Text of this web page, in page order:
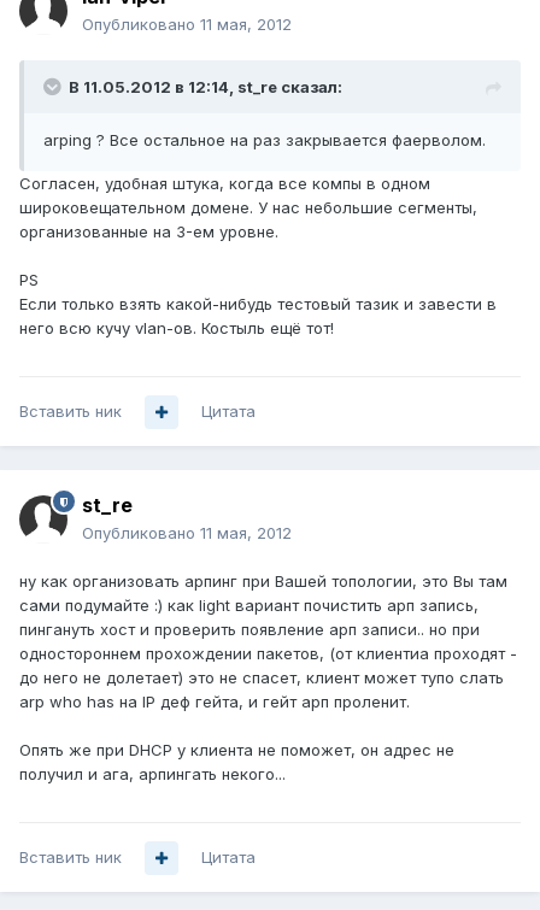
Опубликовано 11 мая, 2012
В 11.05.2012 в 12:14, st_re сказал:
arping ? Все остальное на раз закрывается фаерволом.
Согласен, удобная штука, когда все компы в одном
широковещательном домене. У нас небольшие сегменты,
организованные на 3-ем уровне.
PS
Если только взять какой-нибудь тестовый тазик и завести в
него всю кучу vlan-ов. Костыль ещё тот!
Вставить ник Цитата
st_re
Опубликовано 11 мая, 2012
ну как организовать арпинг при Вашей топологии, это Вы там
сами подумайте :) как light вариант почистить арп запись,
пингануть хост и проверить появление арп записи.. но при
одностороннем прохождении пакетов, (от клиентиа проходят -
до него не долетает) это не спасет, клиент может тупо слать
arp who has на IP деф гейта, и гейт арп проленит.
Опять же при DHCP у клиента не поможет, он адрес не
получил и ага, арпингать некого...
Вставить ник Цитата